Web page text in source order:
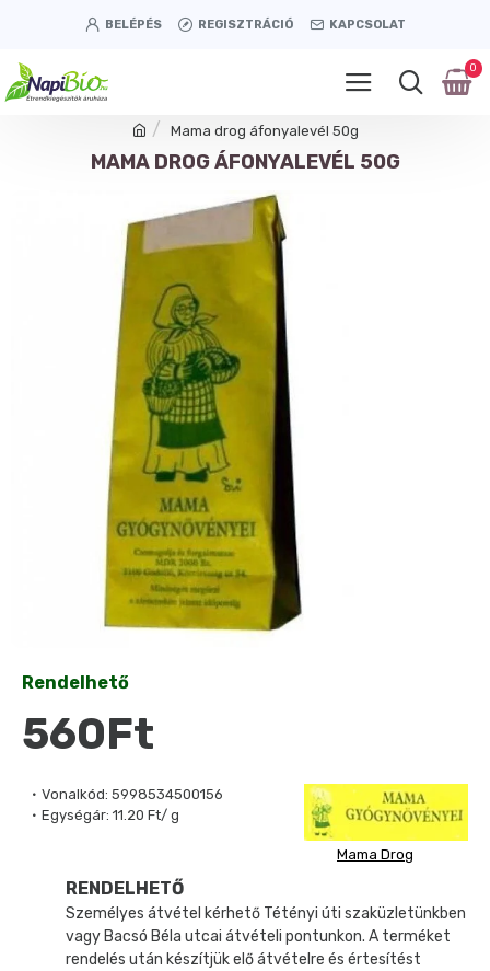
BELÉPÉS REGISZTRÁCIÓ KAPCSOLAT
0
Mama drog áfonyalevél 50g
MAMA DROG ÁFONYALEVÉL 50G
Vonalkód: 5998534500156
Egységár: 11.20 Ft/ g
Mama Drog
Rendelhető
560Ft
RENDELHETŐ
Személyes átvétel kérhető Tétényi úti szaküzletünkben
vagy Bacsó Béla utcai átvételi pontunkon. A terméket
rendelés után készítjük elő átvételre és értesítést